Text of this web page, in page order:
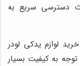
دسترسی سریع به
خرید لوازم یدکی لودر
توجه به کیفیت بسیار